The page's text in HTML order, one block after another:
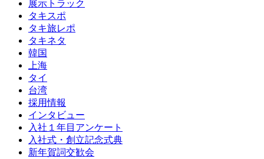
展示トラック
タキスポ
タキ旅レポ
タキネタ
韓国
上海
タイ
台湾
採用情報
インタビュー
入社１年目アンケート
入社式・創立記念式典
新年賀詞交歓会